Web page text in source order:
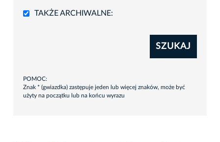
TAKŻE ARCHIWALNE:
SZUKAJ
POMOC:
Znak * (gwiazdka) zastępuje jeden lub więcej znaków, może być
użyty na początku lub na końcu wyrazu